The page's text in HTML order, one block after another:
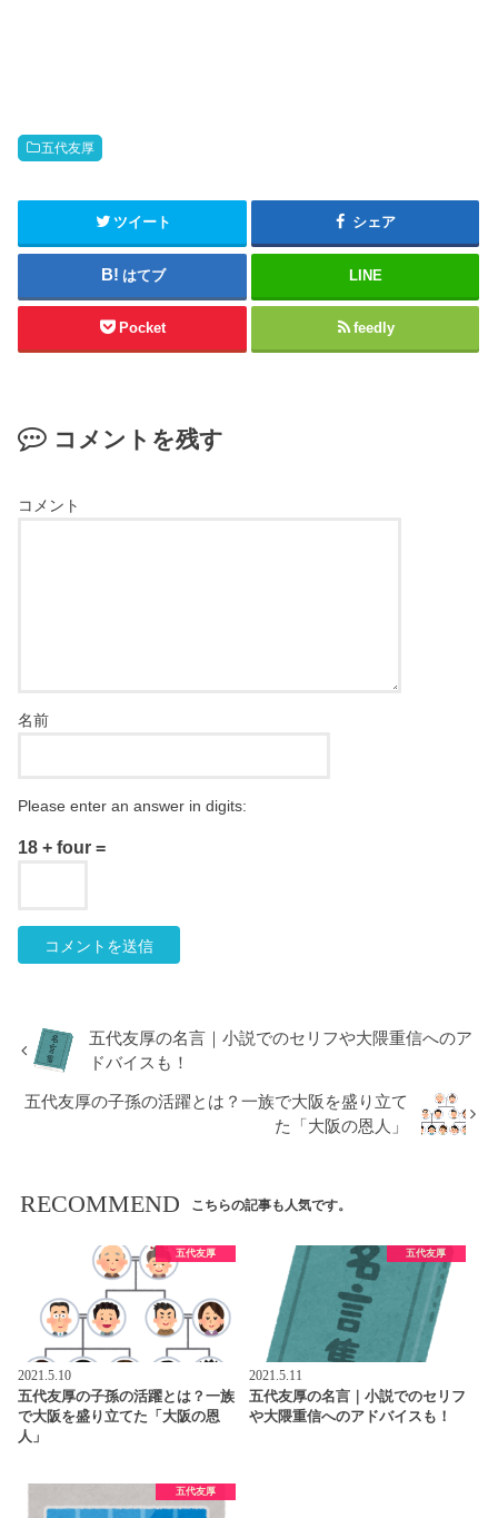
五代友厚
ツイート シェア
はてブ LINE
Pocket feedly
コメントを残す
コメント
名前
Please enter an answer in digits:
18 + four =
五代友厚の名言｜小説でのセリフや大隈重信へのア
ドバイスも！
五代友厚の子孫の活躍とは？一族で大阪を盛り立て
た「大阪の恩人」
RECOMMEND こちらの記事も人気です。
五代友厚
2021.5.10
五代友厚の子孫の活躍とは？一族
で大阪を盛り立てた「大阪の恩
人」
五代友厚
2021.5.11
五代友厚の名言｜小説でのセリフ
や大隈重信へのアドバイスも！
五代友厚